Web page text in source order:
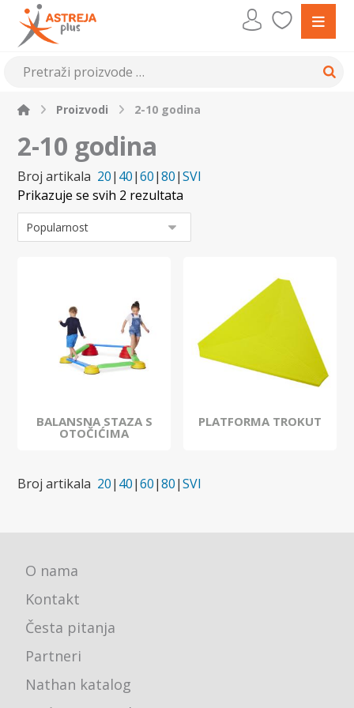
Proizvodi 2-10 godina
2-10 godina
Broj artikala 20| 40|60|80|SVI
Prikazuje se svih 2 rezultata
BALANSNA STAZA S
OTOČIĆIMA
PLATFORMA TROKUT
Broj artikala 20| 40|60|80|SVI
O nama
Kontakt
Česta pitanja
Partneri
Nathan katalog